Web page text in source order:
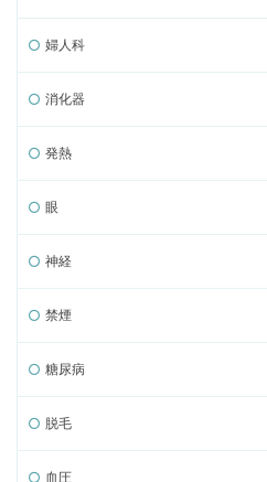
婦人科
消化器
発熱
眼
神経
禁煙
糖尿病
脱毛
血圧